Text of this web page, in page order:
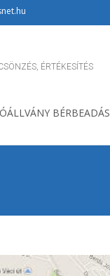
ÉRTÉKESÍTÉS
BÉRBEADÁS